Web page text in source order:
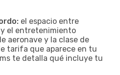
el espacio entre
el entretenimiento
aeronave y la clase de
tarifa que aparece en tu
te detalla qué incluye tu